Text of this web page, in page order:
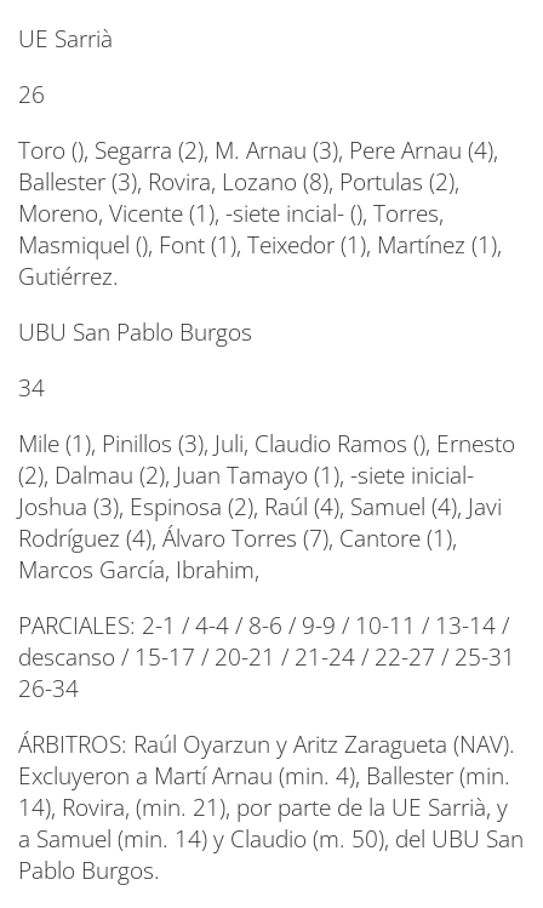
UE Sarrià
26
Toro (), Segarra (2), M. Arnau (3), Pere Arnau (4),
Ballester (3), Rovira, Lozano (8), Portulas (2),
Moreno, Vicente (1), -siete incial- (), Torres,
Masmiquel (), Font (1), Teixedor (1), Martínez (1),
Gutiérrez.
UBU San Pablo Burgos
34
Mile (1), Pinillos (3), Juli, Claudio Ramos (), Ernesto
(2), Dalmau (2), Juan Tamayo (1), -siete inicial-
Joshua (3), Espinosa (2), Raúl (4), Samuel (4), Javi
Rodríguez (4), Álvaro Torres (7), Cantore (1),
Marcos García, Ibrahim,
PARCIALES: 2-1 / 4-4 / 8-6 / 9-9 / 10-11 / 13-14 /
descanso / 15-17 / 20-21 / 21-24 / 22-27 / 25-31
26-34
ÁRBITROS: Raúl Oyarzun y Aritz Zaragueta (NAV).
Excluyeron a Martí Arnau (min. 4), Ballester (min.
14), Rovira, (min. 21), por parte de la UE Sarrià, y
a Samuel (min. 14) y Claudio (m. 50), del UBU San
Pablo Burgos.